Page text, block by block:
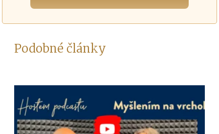
Podobné články